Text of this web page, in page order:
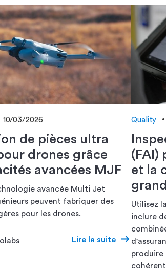
10/03/2026
de pièces ultra
drones grâce
avancées MJF
avancée Multi Jet
peuvent fabriquer des
pour les drones.
Lire la suite
Quality
(FAI)
et la
Utilisez
inclure
produire